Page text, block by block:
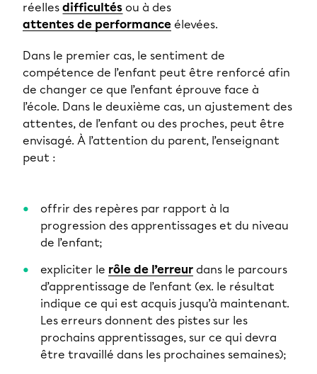
réelles difficultés ou à des
attentes de performance élevées.
Dans le premier cas, le sentiment de
compétence de l’enfant peut être renforcé afin
de changer ce que l’enfant éprouve face à
l’école. Dans le deuxième cas, un ajustement des
attentes, de l’enfant ou des proches, peut être
envisagé. À l’attention du parent, l’enseignant
peut :
offrir des repères par rapport à la
progression des apprentissages et du niveau
de l’enfant;
expliciter le rôle de l’erreur dans le parcours
d’apprentissage de l’enfant (ex. le résultat
indique ce qui est acquis jusqu’à maintenant.
Les erreurs donnent des pistes sur les
prochains apprentissages, sur ce qui devra
être travaillé dans les prochaines semaines);